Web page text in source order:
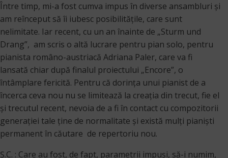
Între timp, mi-a fost cumva impus în diverse ansambluri și
am reînceput să îi iubesc posibilitățile, care sunt
nelimitate. Iar recent, cu un an înainte de „Sturm und
Drang”, am scris o altă lucrare pentru pian solo, pentru
pianista româno-austriacă Adriana Paler, care va fi
lansată chiar după finalul proiectului „Encore”, o
întâmplare fericită. Pentru că dorința unui pianist de a
încerca ceva nou nu se limitează la creația din trecut, fie el
și trecutul recent, nevoia de a fi în contact cu compozitorii
generației tale ține de normalitate și există mulți pianiști
permanent în căutare de repertoriu nou.
Ș.C. : Care au fost, de fapt, parametrii impuşi, să-i numim,